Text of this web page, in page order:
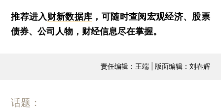
推荐进入财新数据库 ，可随时查阅宏观经济、股票
债券、公司人物，财经信息尽在掌握。
责任编辑：王端 | 版面编辑：刘春辉
话题：